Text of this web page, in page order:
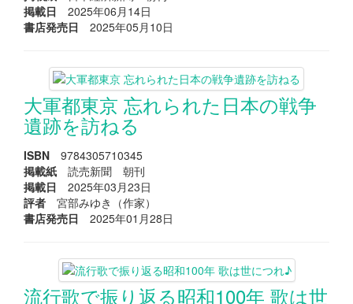
掲載日 2025年06月14日
書店発売日 2025年05月10日
大軍都東京 忘れられた日本の戦争
遺跡を訪ねる
ISBN 9784305710345
掲載紙 読売新聞 朝刊
掲載日 2025年03月23日
評者 宮部みゆき（作家）
書店発売日 2025年01月28日
流行歌で振り返る昭和100年 歌は世